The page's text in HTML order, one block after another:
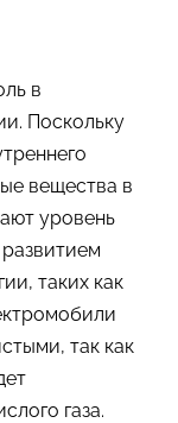
в
Поскольку
вещества в
уровень
развитием
таких как
так как
газа.